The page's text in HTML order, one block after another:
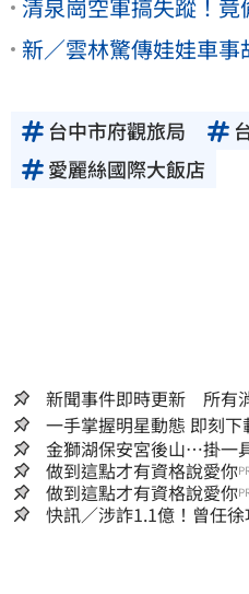
清泉崗空軍搞失蹤！
新／雲林驚傳娃娃車
台中市府觀旅局
愛麗絲國際大飯店
新聞事件即時更新 所有
一手掌握明
金獅湖保安宮後山…掛一
份曝
做到這點才有資格說愛你
做到這點才有資格說愛你
快訊／涉詐1.1億！曾任